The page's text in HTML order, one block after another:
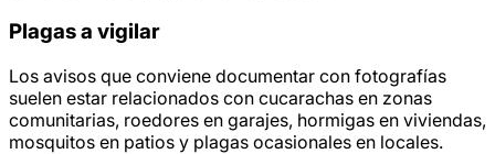
Plagas a vigilar
Los avisos que conviene documentar con fotografías
suelen estar relacionados con cucarachas en zonas
comunitarias, roedores en garajes, hormigas en viviendas,
mosquitos en patios y plagas ocasionales en locales.